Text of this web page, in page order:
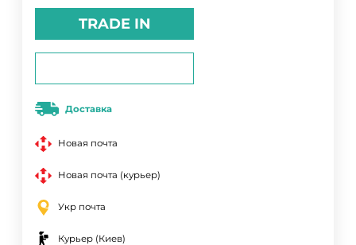
TRADE IN
Доставка
Новая почта
Новая почта (курьер)
Укр почта
Курьер (Киев)